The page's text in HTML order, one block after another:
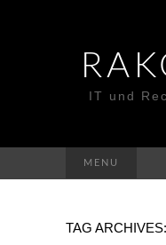
IT und
MENU
TAG